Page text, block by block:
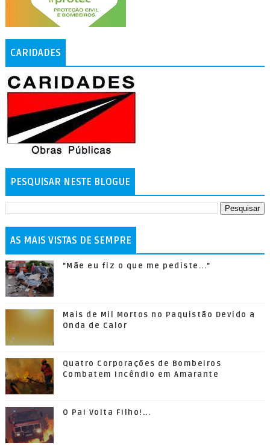
CARIDADES
PESQUISAR NESTE BLOGUE
AS MAIS VISTAS DE SEMPRE
"Mãe eu fiz o que me pediste..."
Mais de Mil Mortos no Paquistão Devido a
Onda de Calor
Quatro Corporações de Bombeiros
Combatem Incêndio em Amarante
O Pai Volta Filho!...